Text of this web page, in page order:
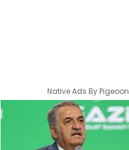
Native Ads By Pigeoon